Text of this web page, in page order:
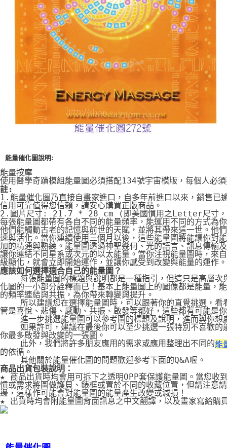
免運費
能量催化圖說明:
能量按摩
使用醫學奇蹟模組能量圖必須搭配134號宇宙模版，每個人必
註:
1.能量催化圖乃直接自畫家進口，自多年前進口以來，銷售已
信用可靠值得您信賴，請安心購買正版商品。
2.圖片尺寸: 21.7 * 28 cm (即美國慣用之Letter尺寸，
每張能量圖都帶有各自不同的能量頻率，能運用不同的方式為
他們能觸動古老的記憶與前世的天賦，並將其帶來這一世。他
速與活化。當你連續使用三個月以後，這些能量圖將能讓你對
加的精通與熟練。能量圖透過神聖幾何、光的語言、訊息傳輸
讓你連結不同星系或次元的以太能量。當你注視能量圖時，來
級顯化，就會立即開始運作，並讓你感受到改變與能量的運作。
應該如何選擇適合自己的能量圖？
每張能量圖的標題與說明都是一種指引，但這只是高層次
化圖的一小部分詮釋而已！基本上能量圖上的圖像都是能量，
的頻率連結與共振，為你帶來轉變與提升。
所以建議您在選擇能量圖時，可以跟著你的直覺挑選，看
管是喜悅、悲傷、感動、共振、啟發等都好，這些都有可能是
進一步挑選能量圖可以參考圖的標題及說明，進而與你想
如果許可，建議在最後你可以至少挑選一張特別不喜歡的
你最多啟發與改變的一張圖。
    此外，我們將許多朋友應用的需求或應用整理出不同的
能
的依循。
    其他關於能量催化圖的問題歡迎參考下面的Q&A喔。
商品出貨包裝說明：
★ 商品出貨時均會用可拆下之透明OPP套保護能量圖。當您收
慣或需求將圖做護貝、錶框或置於不同的收藏位置，但請注意
邊，這樣作可能會對能量圖的能量產生改變或減損！
★ 出貨時均會附能量圖背面訊息之中文翻譯，以及畫家寫給購